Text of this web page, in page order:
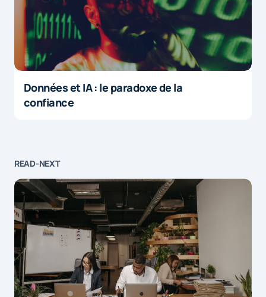
Données et IA : le paradoxe de la
confiance
READ-NEXT